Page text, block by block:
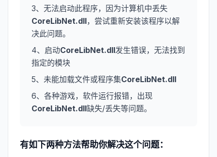
3、无法启动此程序，因为计算机中丢失
CoreLibNet.dll，尝试重新安装该程序以解
决此问题。
4、启动CoreLibNet.dll发生错误，无法找到
指定的模块
5、未能加载文件或程序集CoreLibNet.dll
6、各种游戏，软件运行报错，出现
CoreLibNet.dll缺失/丢失等问题。
有如下两种方法帮助你解决这个问题：